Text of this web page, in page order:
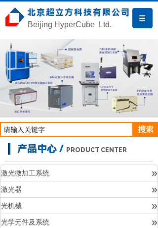
北京超立方科技有限公司
Beijing HyperCube Ltd.
搜索
产品中心 / PRODUCT CENTER
激光微加工系统 »
激光器 »
光机械 »
光学元件及系统 »